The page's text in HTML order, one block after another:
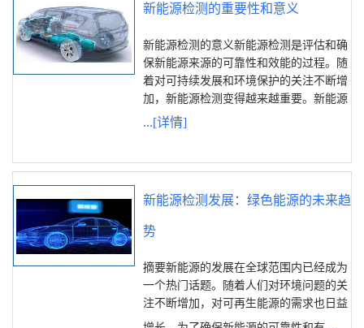
新能源检测的重要性和意义
新能源检测的意义新能源检测是评估和确
保新能源来源的可靠性和效能的过程。随
着对可持续发展和环境保护的关注不断增
加，新能源检测变得越来越重要。新能源
...[详情]
新能源检测发展：绿色能源的未来趋
势
摘要新能源的发展在全球范围内已经成为
一个热门话题。随着人们对环境问题的关
注不断增加，对可再生能源的需求也日益